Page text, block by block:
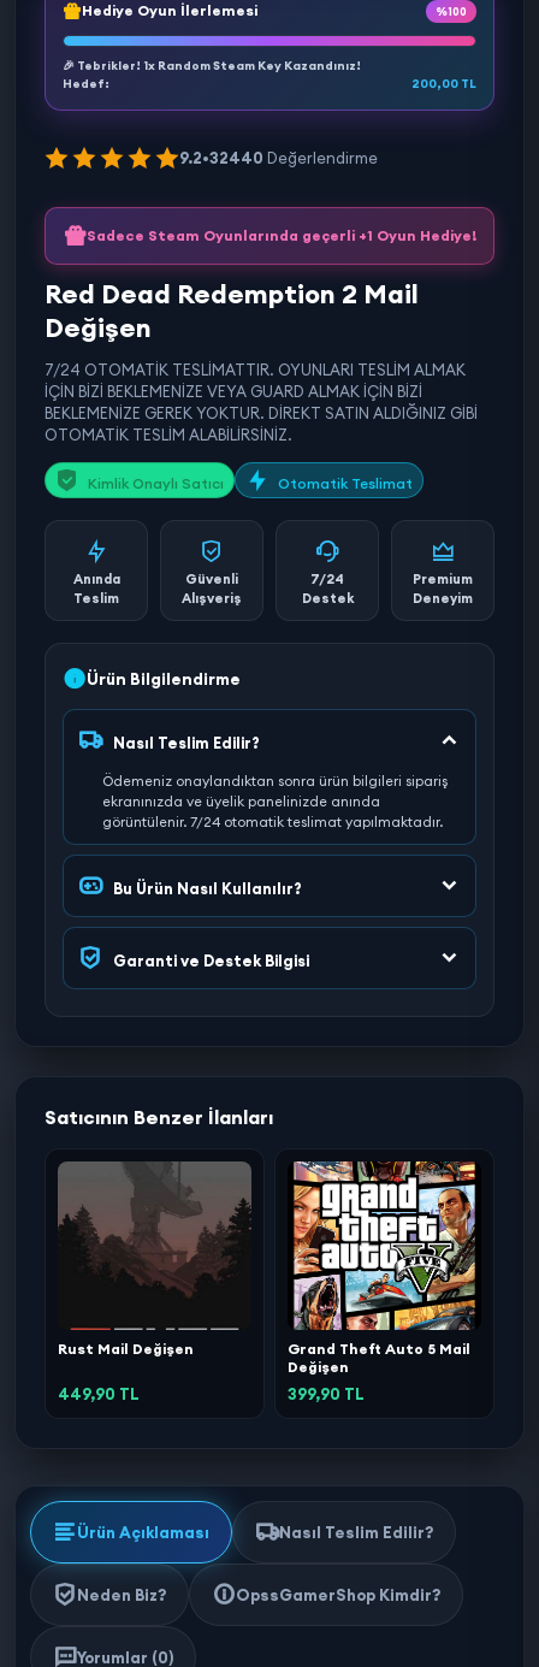
Hediye Oyun İlerlemesi %100
🎉 Tebrikler! 1x Random Steam Key Kazandınız!
Hedef:
200,00 TL
9.2•32440 Değerlendirme
Sadece Steam Oyunlarında geçerli +1 Oyun Hediye!
Red Dead Redemption 2 Mail
Değişen
7/24 OTOMATİK TESLİMATTIR. OYUNLARI TESLİM ALMAK
İÇİN BİZİ BEKLEMENİZE VEYA GUARD ALMAK İÇİN BİZİ
BEKLEMENİZE GEREK YOKTUR. DİREKT SATIN ALDIĞINIZ GİBİ
OTOMATİK TESLİM ALABİLİRSİNİZ.
Kimlik Onaylı Satıcı Otomatik Teslimat
Anında
Teslim
Güvenli
Alışveriş
7/24
Destek
Premium
Deneyim
Ürün Bilgilendirme
Nasıl Teslim Edilir?
Ödemeniz onaylandıktan sonra ürün bilgileri sipariş
ekranınızda ve üyelik panelinizde anında
görüntülenir. 7/24 otomatik teslimat yapılmaktadır.
Bu Ürün Nasıl Kullanılır?
Garanti ve Destek Bilgisi
Satıcının Benzer İlanları
Rust Mail Değişen
449,90 TL
Grand Theft Auto 5 Mail
Değişen
399,90 TL
Ürün Açıklaması Nasıl Teslim Edilir?
Neden Biz? OpssGamerShop Kimdir?
Yorumlar (0)